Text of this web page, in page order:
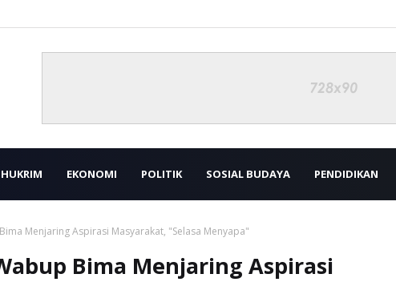
HUKRIM EKONOMI POLITIK SOSIAL BUDAYA PENDIDIKAN
Menjaring Aspirasi Masyarakat, "Selasa Menyapa"
Bima Menjaring Aspirasi